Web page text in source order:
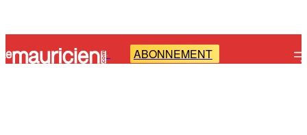
- ABONNEMENT